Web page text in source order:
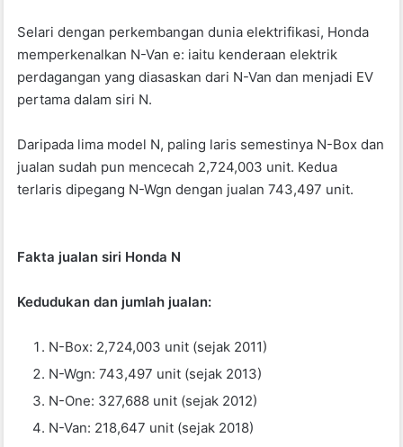
Selari dengan perkembangan dunia elektrifikasi, Honda
memperkenalkan N-Van e: iaitu kenderaan elektrik
perdagangan yang diasaskan dari N-Van dan menjadi EV
pertama dalam siri N.
Daripada lima model N, paling laris semestinya N-Box dan
jualan sudah pun mencecah 2,724,003 unit. Kedua
terlaris dipegang N-Wgn dengan jualan 743,497 unit.
Fakta jualan siri Honda N
Kedudukan dan jumlah jualan:
N-Box: 2,724,003 unit (sejak 2011)
N-Wgn: 743,497 unit (sejak 2013)
N-One: 327,688 unit (sejak 2012)
N-Van: 218,647 unit (sejak 2018)